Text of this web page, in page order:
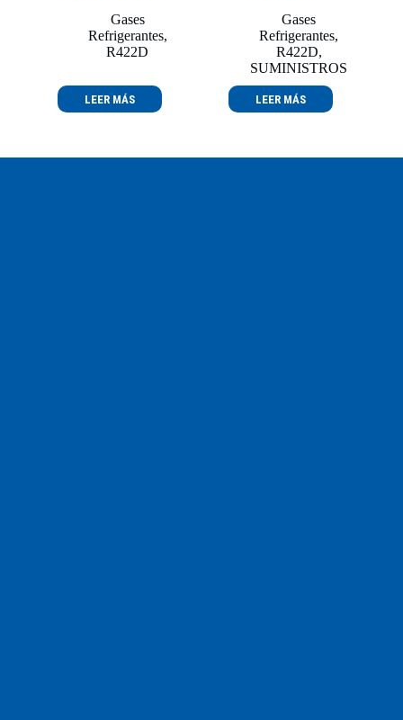
Gases
Refrigerantes,
R422D
LEER MÁS
Gases
Refrigerantes,
R422D,
SUMINISTROS
LEER MÁS